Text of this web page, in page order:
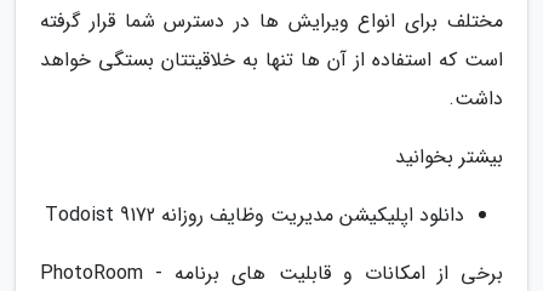
مختلف برای انواع ویرایش ها در دسترس شما قرار گرفته
است که استفاده از آن ها تنها به خلاقیتتان بستگی خواهد
داشت.
بیشتر بخوانید
دانلود اپلیکیشن مدیریت وظایف روزانه Todoist 9172
برخی از امکانات و قابلیت های برنامه PhotoRoom -